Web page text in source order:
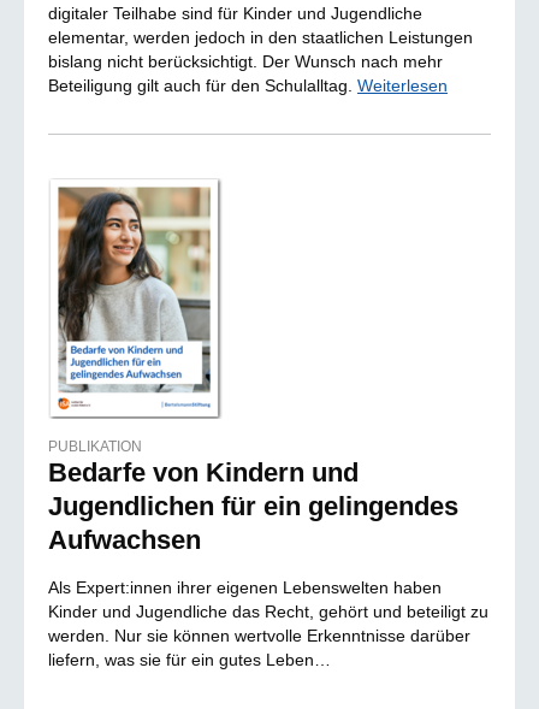
digitaler Teilhabe sind für Kinder und Jugendliche
elementar, werden jedoch in den staatlichen Leistungen
bislang nicht berücksichtigt. Der Wunsch nach mehr
Beteiligung gilt auch für den Schulalltag. Weiterlesen
PUBLIKATION
Bedarfe von Kindern und
Jugendlichen für ein gelingendes
Aufwachsen
Als Expert:innen ihrer eigenen Lebenswelten haben
Kinder und Jugendliche das Recht, gehört und beteiligt zu
werden. Nur sie können wertvolle Erkenntnisse darüber
liefern, was sie für ein gutes Leben…